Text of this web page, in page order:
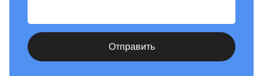
Отправить